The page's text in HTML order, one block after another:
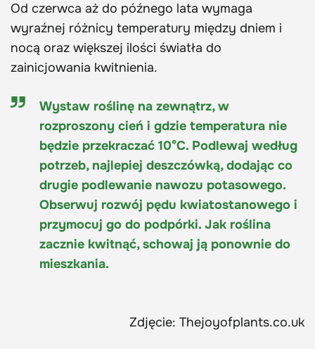
Od czerwca aż do późnego lata wymaga
wyraźnej różnicy temperatury między dniem i
nocą oraz większej ilości światła do
zainicjowania kwitnienia.
Wystaw roślinę na zewnątrz, w
rozproszony cień i gdzie temperatura nie
będzie przekraczać 10°C. Podlewaj według
potrzeb, najlepiej deszczówką, dodając co
drugie podlewanie nawozu potasowego.
Obserwuj rozwój pędu kwiatostanowego i
przymocuj go do podpórki. Jak roślina
zacznie kwitnąć, schowaj ją ponownie do
mieszkania.
Zdjęcie: Thejoyofplants.co.uk